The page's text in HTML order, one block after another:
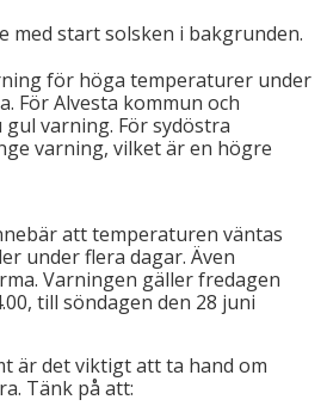
för höga temperaturer under
För Alvesta kommun och
varning. För sydöstra
varning, vilket är en högre
att temperaturen väntas
under flera dagar. Även
Varningen gäller fredagen
till söndagen den 28 juni
är det viktigt att ta hand om
Tänk på att: